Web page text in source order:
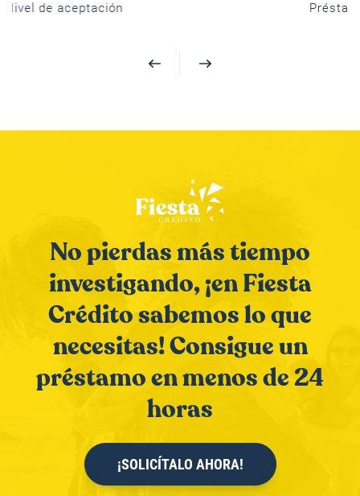
No pierdas más tiempo
investigando, ¡en Fiesta
Crédito sabemos lo que
necesitas! Consigue un
préstamo en menos de 24
¡SOLICÍTALO AHORA!